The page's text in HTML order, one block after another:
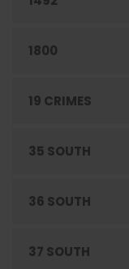
CONFITERÍA
CONGELADOS
CUIDADO
DESECHABLES
ENLATADOS
1800
19 CRIMES
35 SOUTH
36 SOUTH
37 SOUTH